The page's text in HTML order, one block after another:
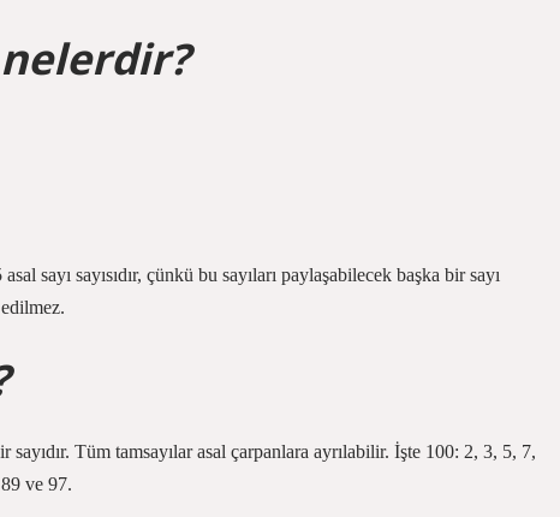
nelerdir?
sayı sayısıdır, çünkü bu sayıları paylaşabilecek başka bir sayı
Tüm tamsayılar asal çarpanlara ayrılabilir. İşte 100: 2, 3, 5, 7,
ve 97.